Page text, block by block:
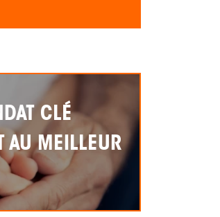
CLÉ
AU MEILLEUR